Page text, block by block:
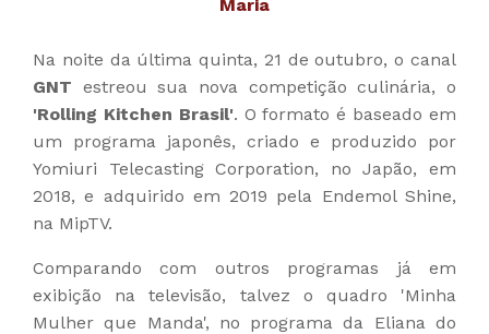
Maria
Na noite da última quinta, 21 de outubro, o canal
GNT estreou sua nova competição culinária, o
'Rolling Kitchen Brasil'. O formato é baseado em
um programa japonês, criado e produzido por
Yomiuri Telecasting Corporation, no Japão, em
2018, e adquirido em 2019 pela Endemol Shine,
na MipTV.
Comparando com outros programas já em
exibição na televisão, talvez o quadro 'Minha
Mulher que Manda', no programa da Eliana do